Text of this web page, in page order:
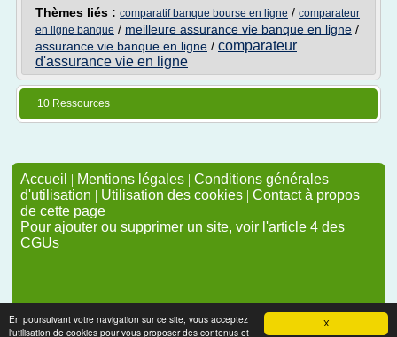
X
En poursuivant votre navigation sur ce site, vous acceptez
l'utilisation de cookies pour vous proposer des contenus et
Thèmes liés : comparatif banque bourse en ligne / comparateur
en ligne banque / meilleure assurance vie banque en ligne /
assurance vie banque en ligne / comparateur
d'assurance vie en ligne
10 Ressources
Accueil | Mentions légales | Conditions générales
d'utilisation | Utilisation des cookies | Contact à propos
de cette page
Pour ajouter ou supprimer un site, voir l'article 4 des
CGUs